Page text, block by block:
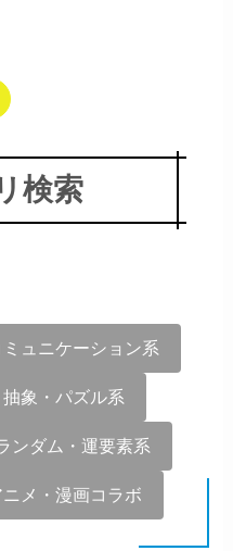
検索
ミュニケーション系
抽象・パズル系
ンダム・運要素系
ニメ・漫画コラボ